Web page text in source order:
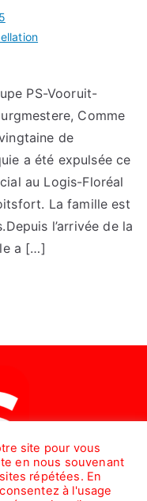
PS-Vooruit-
Comme
de
a été expulsée ce
au Logis-Floréal
La famille est
l’arrivée de la
a […]
2026. Tous droits
site pour vous
en nous souvenant
répétées. En
à l'usage